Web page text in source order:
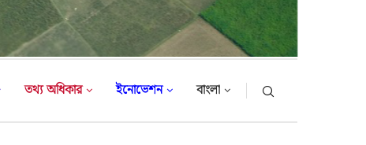
তথ্য অধিকার ইনোভেশন বাংলা